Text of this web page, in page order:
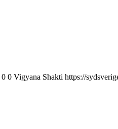
0 0 Vigyana Shakti https://